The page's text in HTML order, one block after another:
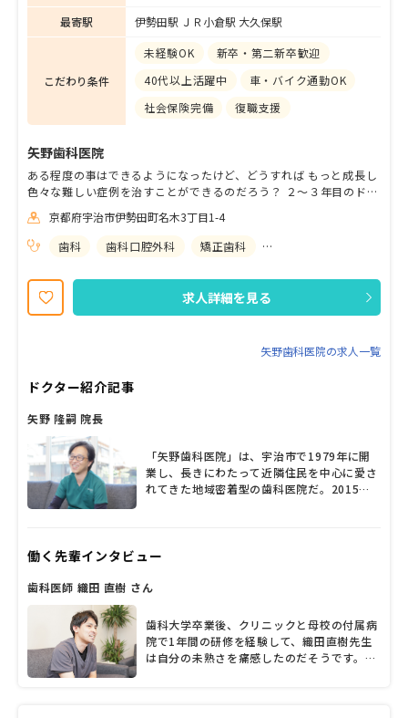
最寄駅
伊勢田駅 ＪＲ小倉駅 大久保駅
こだわり条件
未経験OK
新卒・第二新卒歓迎
40代以上活躍中
車・バイク通勤OK
社会保険完備
復職支援
矢野歯科医院
ある程度の事はできるようになったけど、どうすれば もっと成長し
色々な難しい症例を治すことができるのだろう？ ２～３年目のドク
そこで大切になってくるのは、より良い先輩に教えてもらえること
当院にはそのためのカリキュラムがあります。2年目、3年目とより
伸びていくため。 また院長が直接教えてくれ、アシストについてく
科医師が その都度フォローアップしていきます。 マニュアルもあ
り安心して成長していけます。 あなたのヤル気を是非活かしに来て
京都府宇治市伊勢田町名木3丁目1-4
歯科
歯科口腔外科 矯正歯科 小児歯科
求人詳細を見る
矢野歯科医院の求人一覧
ドクター紹介記事
矢野 隆嗣 院長
「矢野歯科医院」は、宇治市で1979年に開
業し、長きにわたって近隣住民を中心に愛さ
れてきた地域密着型の歯科医院だ。2015年4
内は大きな吹抜けが印象的で、開放感たっぷ
矢野院長が話すとおり、待合室はスタッフと
え、クリニックとは思えないほどの和やかな
雰囲気が漂っている。患者にとって心地良い
歯科医院づくりを追求しているという矢野院
働く先輩インタビュー
歯科医師 織田 直樹 さん
歯科大学卒業後、クリニックと母校の付属病
院で1年間の研修を経験して、織田直樹先生
は自分の未熟さを痛感したのだそうです。多